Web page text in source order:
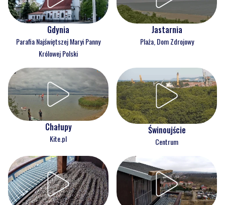
Gdynia
Parafia Najświętszej Maryi Panny
Królowej Polski
Jastarnia
Plaża, Dom Zdrojowy
Chałupy
Kite.pl
Świnoujście
Centrum